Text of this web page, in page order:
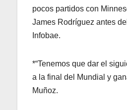
pocos partidos con
James Rodríguez antes
Infobae.
*“Tenemos que dar el
a la final del Mundial y
Muñoz.